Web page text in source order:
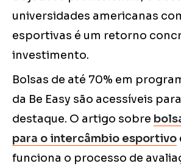
universidades americanas
esportivas é um retorno
investimento.
Bolsas de até 70% em
da Be Easy são acessíveis
destaque. O artigo sobre
para o intercâmbio esportivo
funciona o processo de